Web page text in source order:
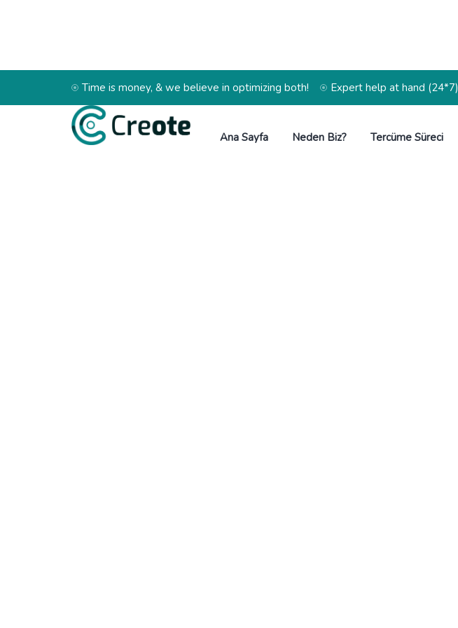
Time is money, & we believe in optimizing both! Expert help at hand (24*7)
Ana Sayfa Neden Biz? Tercüme Süreci